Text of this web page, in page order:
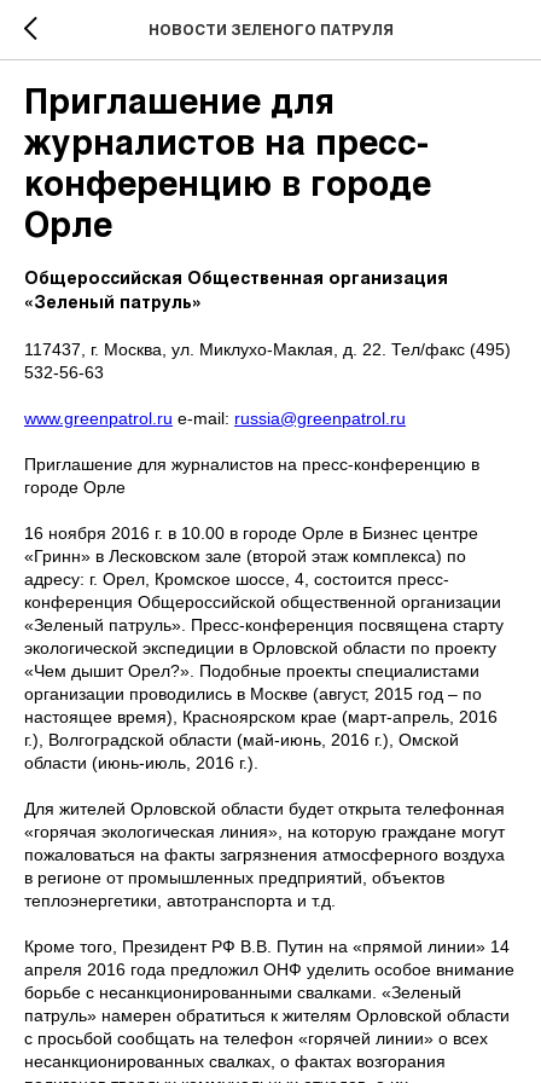
НОВОСТИ ЗЕЛЕНОГО ПАТРУЛЯ
Приглашение для
журналистов на пресс-
конференцию в городе
Орле
Общероссийская Общественная организация
«Зеленый патруль»
117437, г. Москва, ул. Миклухо-Маклая, д. 22. Тел/факс (495)
532-56-63
www.greenpatrol.ru e-mail: russia@greenpatrol.ru
Приглашение для журналистов на пресс-конференцию в
городе Орле
16 ноября 2016 г. в 10.00 в городе Орле в Бизнес центре
«Гринн» в Лесковском зале (второй этаж комплекса) по
адресу: г. Орел, Кромское шоссе, 4, состоится пресс-
конференция Общероссийской общественной организации
«Зеленый патруль». Пресс-конференция посвящена старту
экологической экспедиции в Орловской области по проекту
«Чем дышит Орел?». Подобные проекты специалистами
организации проводились в Москве (август, 2015 год – по
настоящее время), Красноярском крае (март-апрель, 2016
г.), Волгоградской области (май-июнь, 2016 г.), Омской
области (июнь-июль, 2016 г.).
Для жителей Орловской области будет открыта телефонная
«горячая экологическая линия», на которую граждане могут
пожаловаться на факты загрязнения атмосферного воздуха
в регионе от промышленных предприятий, объектов
теплоэнергетики, автотранспорта и т.д.
Кроме того, Президент РФ В.В. Путин на «прямой линии» 14
апреля 2016 года предложил ОНФ уделить особое внимание
борьбе с несанкционированными свалками. «Зеленый
патруль» намерен обратиться к жителям Орловской области
с просьбой сообщать на телефон «горячей линии» о всех
несанкционированных свалках, о фактах возгорания